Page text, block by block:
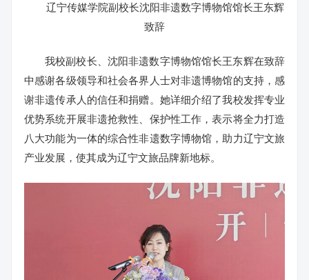
辽宁传媒学院副校长沈阳非遗数字博物馆馆长王东辉
致辞
我校副校长、沈阳非遗数字博物馆馆长王东辉在致辞
中感谢各级领导和社会各界人士对非遗博物馆的支持，感
谢非遗传承人的信任和捐赠。她详细介绍了我校发挥专业
优势系统开展非遗抢救性、保护性工作，表示将全力打造
八大功能为一体的综合性非遗数字博物馆，助力辽宁文旅
产业发展，使其成为辽宁文旅品牌新地标。